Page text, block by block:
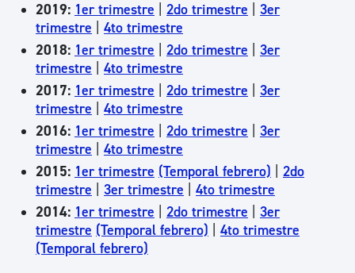
2019: 1er trimestre 2do trimestre
3er
trimestre
4to trimestre
2018: 1er trimestre 2do trimestre
3er
trimestre
4to trimestre
2017: 1er trimestre 2do trimestre
3er
trimestre
4to trimestre
2016: 1er trimestre 2do trimestre
3er
trimestre
4to trimestre
2015: 1er trimestre (Temporal febrero)
2do
trimestre
3er trimestre
4to trimestre
2014: 1er trimestre 2do trimestre
3er
trimestre (Temporal febrero)
4to trimestre
(Temporal febrero)